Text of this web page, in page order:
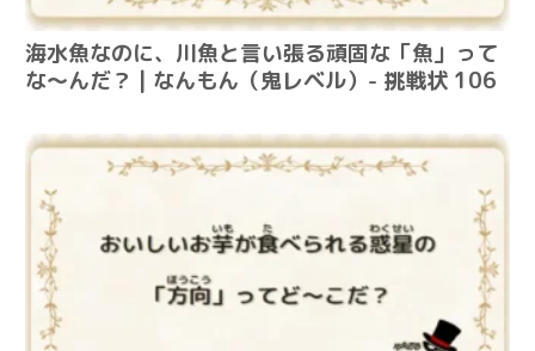
海水魚なのに、川魚と言い張る頑固な「魚」って
な～んだ？ | なんもん（鬼レベル）- 挑戦状 106